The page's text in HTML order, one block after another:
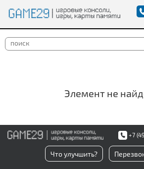
Элемент не
+7
Что улучшить?